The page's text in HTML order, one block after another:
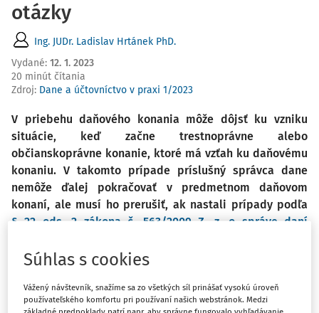
otázky
Ing. JUDr. Ladislav Hrtánek PhD.
Vydané: 12. 1. 2023
20 minút čítania
Zdroj: Dane a účtovníctvo v praxi 1/2023
V priebehu daňového konania môže dôjsť ku vzniku
situácie, keď začne trestnoprávne alebo
občianskoprávne konanie, ktoré má vzťah ku daňovému
konaniu. V takomto prípade príslušný správca dane
nemôže ďalej pokračovať v predmetnom daňovom
konaní, ale musí ho prerušiť, ak nastali prípady podľa
§ 22 ods. 2 zákona č. 563/2009 Z. z. o správe daní
zákonov v z. n. p. (ďalej len „daňový poriadok“), pričom
osobitnej právnej úpravy. Pokiaľ ale nejde o uvedené
prípady, správca dane si môže urobiť aj vlastný úsudok
Súhlas s cookies
Vážený návštevník, snažíme sa zo všetkých síl prinášať vysokú úroveň
používateľského komfortu pri používaní našich webstránok. Medzi